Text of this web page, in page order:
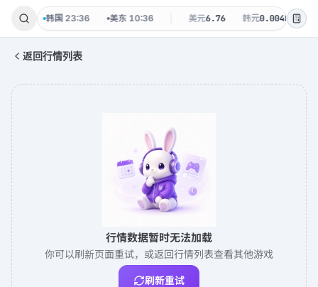
周六 韩国 23:36 美东 10:36 美元6.76 韩元0.0048 台
返回行情列表
行情数据暂时无法加载
你可以刷新页面重试，或返回行情列表查看其他游戏
刷新重试